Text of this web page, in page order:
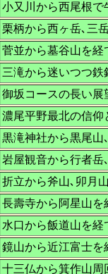
小又川から西尾根で
栗柄から西ヶ岳､三
菅並から墓谷山を経
三滝から迷いつつ
御坂コースの長い展
濃尾平野最北の信仰
黒滝神社から黒尾山
岩屋観音から行者岳
折立から斧山､卯月
長壽寺から阿星山を
水口から飯道山を
鏡山から近江富士を
十三仏から箕作山周